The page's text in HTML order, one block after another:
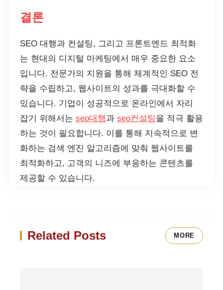
결론
SEO 대행과 컨설팅, 그리고 프론트엔드 최적화
는 현대의 디지털 마케팅에서 매우 중요한 요소
입니다. 전문가의 지원을 통해 체계적인 SEO 전
략을 수립하고, 웹사이트의 성과를 극대화할 수
있습니다. 기업이 성공적으로 온라인에서 자리
잡기 위해서는 seo대행과 seo컨설팅을 적극 활용
하는 것이 필요합니다. 이를 통해 지속적으로 변
화하는 검색 엔진 알고리즘에 맞춰 웹사이트를
최적화하고, 고객의 니즈에 부응하는 콘텐츠를
제공할 수 있습니다.
Related Posts MORE